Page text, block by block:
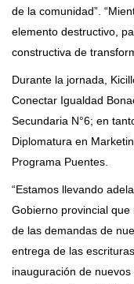
de la comunidad”.
elemento destructivo,
constructiva de
Durante la jornada,
Conectar Igualdad
Secundaria N°6; en
Diplomatura en
Programa Puentes.
“Estamos llevando
Gobierno provincial
de las demandas de
entrega de las
inauguración de